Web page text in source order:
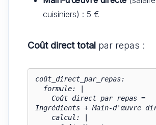
cuisiniers) : 5 €
Coût direct total par repas :
coût_direct_par_repas:
Ingrédients + Main-d'œuvre